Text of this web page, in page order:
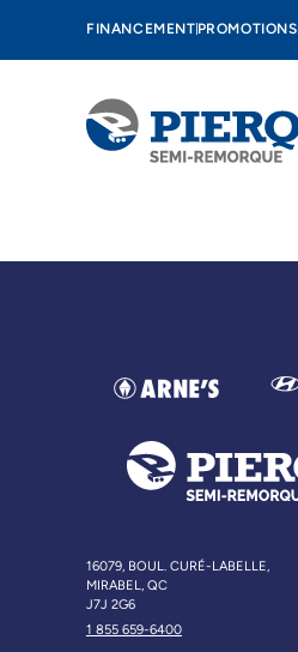
FINANCEMENT PROMOTIONS
16079, BOUL. CURÉ-LABELLE,
MIRABEL, QC
J7J 2G6
1 855 659-6400